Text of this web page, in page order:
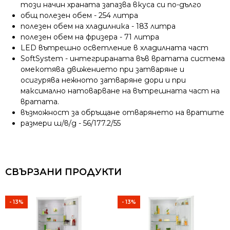
този начин храната запазва вкуса си по-дълго
общ полезен обем - 254 литра
полезен обем на хладилника - 183 литра
полезен обем на фризера - 71 литра
LED вътрешно осветление в хладилната част
SoftSystem - интегрираната във вратата система
омекотява движението при затваряне и
осигурява нежното затваряне дори и при
максимално натоварване на вътрешната част на
вратата.
възможност за обръщане отварянето на вратите
размери ш/в/д - 56/177.2/55
СВЪРЗАНИ ПРОДУКТИ
- 13% - 13%